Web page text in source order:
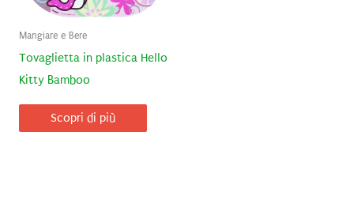
Mangiare e Bere
Tovaglietta in plastica Hello
Kitty Bamboo
Scopri di più